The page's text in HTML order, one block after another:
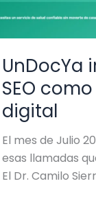
UnDocYa
SEO
digital
El mes de Julio
esas llamadas
El Dr. Camilo